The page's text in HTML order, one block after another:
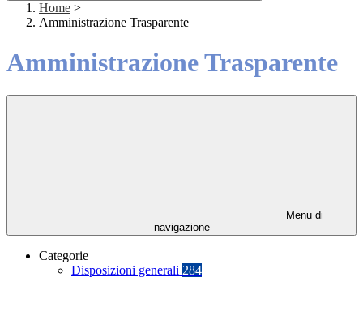
Home >
Amministrazione Trasparente
Amministrazione Trasparente
Menu di
navigazione
Categorie
Disposizioni generali 284